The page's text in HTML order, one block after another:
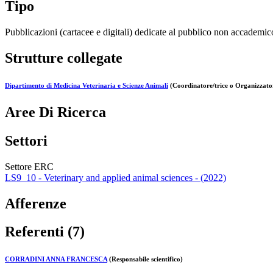
Tipo
Pubblicazioni (cartacee e digitali) dedicate al pubblico non
Strutture collegate
Dipartimento di Medicina Veterinaria e Scienze Animali (Coordinatore/trice o
Aree Di Ricerca
Settori
Settore ERC
LS9_10 - Veterinary and applied animal sciences - (2022)
Afferenze
Referenti (7)
CORRADINI ANNA FRANCESCA(Responsabile scientifico)